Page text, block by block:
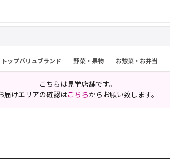
トップバリュブランド 野菜・果物 お惣菜・お弁当
こちらは見学店舗です。
届けエリアの確認はこちらからお願い致します。